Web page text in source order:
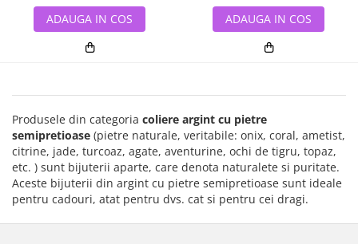
ADAUGA IN COS ADAUGA IN COS
Produsele din categoria coliere argint cu pietre
semipretioase (pietre naturale, veritabile: onix, coral, ametist,
citrine, jade, turcoaz, agate, aventurine, ochi de tigru, topaz,
etc. ) sunt bijuterii aparte, care denota naturalete si puritate.
Aceste bijuterii din argint cu pietre semipretioase sunt ideale
pentru cadouri, atat pentru dvs. cat si pentru cei dragi.